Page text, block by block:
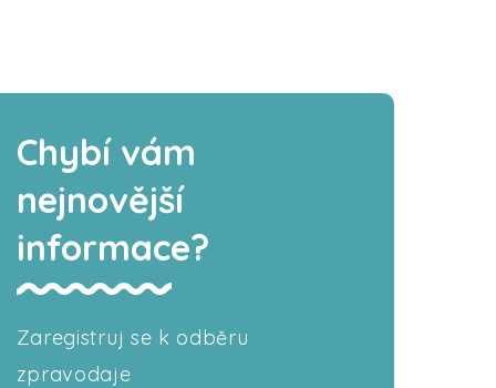
Chybí vám
nejnovější
informace?
Zaregistruj se k odběru
zpravodaje